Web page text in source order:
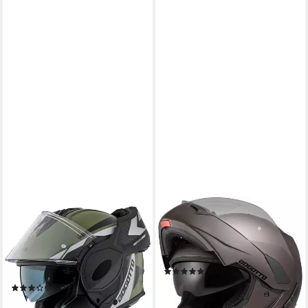
BOGOTTO
Motorradhelm FS-X600 Atyr
Klapphelm, vorbereitet für
Kommunikationssystem,geeignet
für Brillenträger,v
(2)
195,49 € 329,95 €
BOGOTTO
Motorradhelm V280
Klapphelm, integriertes
Sonnenvisier
(7)
75,49 € 169,95 €
-56%